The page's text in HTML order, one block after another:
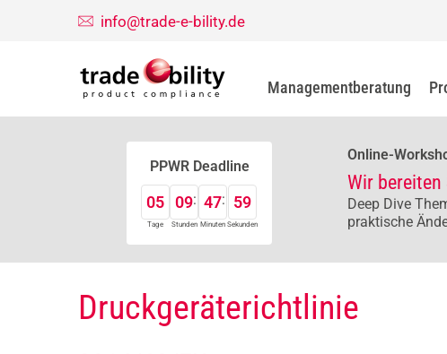
info@trade-e-bility.de
Managementberatung
PPWR Deadline
05
Tage
09
Stunden
47
Minuten
58
Sekunden
Online-
Wir bereiten
Deep Dive
praktische
Druckgeräterichtlinie